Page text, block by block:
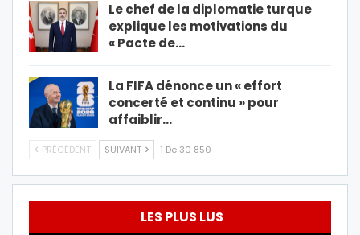
Le chef de la diplomatie turque
explique les motivations du
« Pacte de…
La FIFA dénonce un « effort
concerté et continu » pour
affaiblir…
PRÉCÉDENT SUIVANT 1 De 30 850
LES PLUS LUS